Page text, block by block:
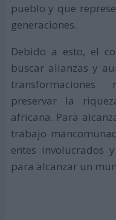
pueblo y que
generaciones.
Debido a esto, el
buscar alianzas y
preservar la
africana. Para
trabajo
entes involucrados
para alcanzar un